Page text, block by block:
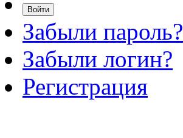
Забыли пароль?
Забыли логин?
Регистрация